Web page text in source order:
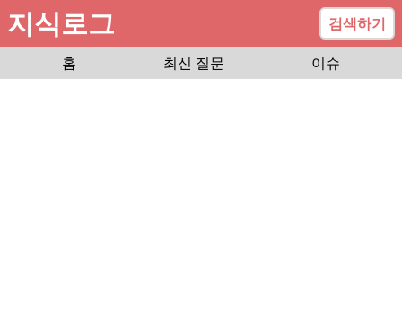
지식로그
검색하기
홈
최신 질문 이슈